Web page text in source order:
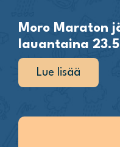
Moro Maraton
lauantaina
Lue lisää